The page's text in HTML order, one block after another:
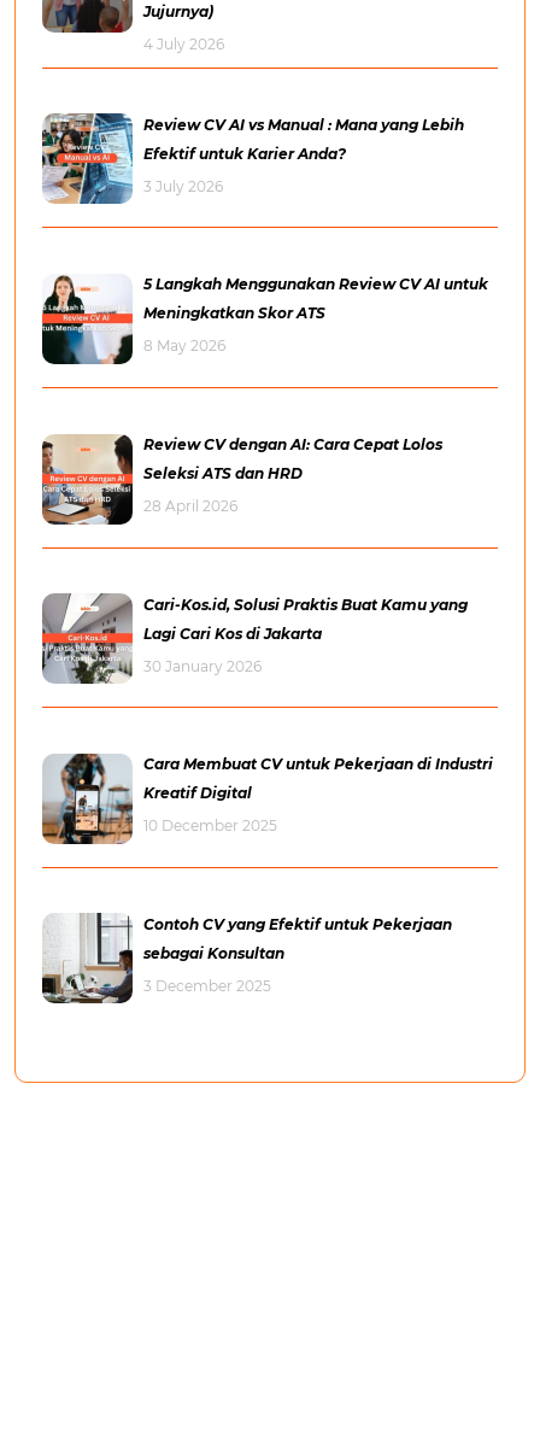
Jujurnya)
4 July 2026
Review CV AI vs Manual : Mana yang Lebih
Efektif untuk Karier Anda?
3 July 2026
5 Langkah Menggunakan Review CV AI untuk
Meningkatkan Skor ATS
8 May 2026
Review CV dengan AI: Cara Cepat Lolos
Seleksi ATS dan HRD
28 April 2026
Cari-Kos.id, Solusi Praktis Buat Kamu yang
Lagi Cari Kos di Jakarta
30 January 2026
Cara Membuat CV untuk Pekerjaan di Industri
Kreatif Digital
10 December 2025
Contoh CV yang Efektif untuk Pekerjaan
sebagai Konsultan
3 December 2025